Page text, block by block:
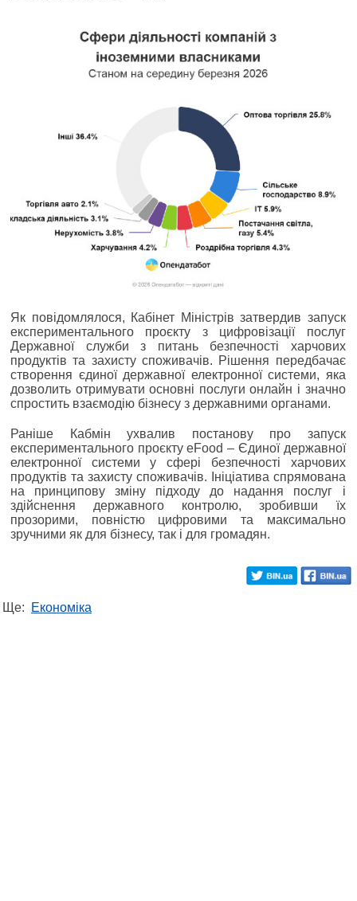
Як повідомлялося, Кабінет Міністрів затвердив запуск
експериментального проєкту з цифровізації послуг
Державної служби з питань безпечності харчових
продуктів та захисту споживачів. Рішення передбачає
створення єдиної державної електронної системи, яка
дозволить отримувати основні послуги онлайн і значно
спростить взаємодію бізнесу з державними органами.
Раніше Кабмін ухвалив постанову про запуск
експериментального проєкту eFood ‒ Єдиної державної
електронної системи у сфері безпечності харчових
продуктів та захисту споживачів. Ініціатива спрямована
на принципову зміну підходу до надання послуг і
здійснення державного контролю, зробивши їх
прозорими, повністю цифровими та максимально
зручними як для бізнесу, так і для громадян.
Ще: Економіка